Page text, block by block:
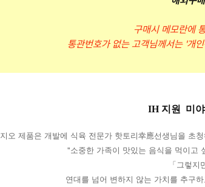
구매시 메모란에
통관번호가 없는 고객님께서는 '개
IH 지원 미야
지오 제품은 개발에 식육 전문가 핫토리幸應선생님을 초
"소중한 가족이 맛있는 음식을 먹이고
「그렇
연대를 넘어 변하지 않는 가치를 추구